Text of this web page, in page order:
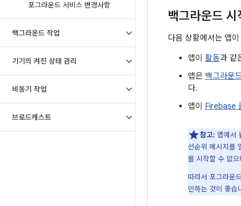
포그라운드 서비스 변경사항
백그라운드 작업
기기의 켜진 상태 관리
비동기 작업
브로드캐스트
백그라운드 시
다음 상황에서는 앱
앱이 활동과 같
앱은 백그라운
다.
앱이 Firebase
참고: 앱에서
선순위 메시지를
를 시작할 수 없
따라서 포그라운
인하는 것이 좋습